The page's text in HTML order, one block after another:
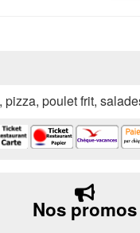
poulet frit,
Nos promos